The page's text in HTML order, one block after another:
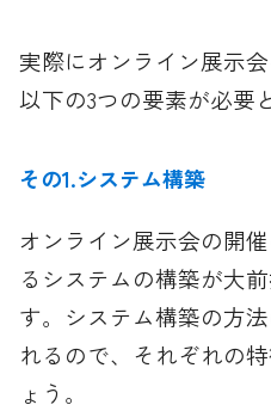
実際にオンライン展示
以下の3つの要素が必要
その1.システム構築
オンライン展示会の開
るシステムの構築が大
す。システム構築の方
れるので、それぞれの
ょう。